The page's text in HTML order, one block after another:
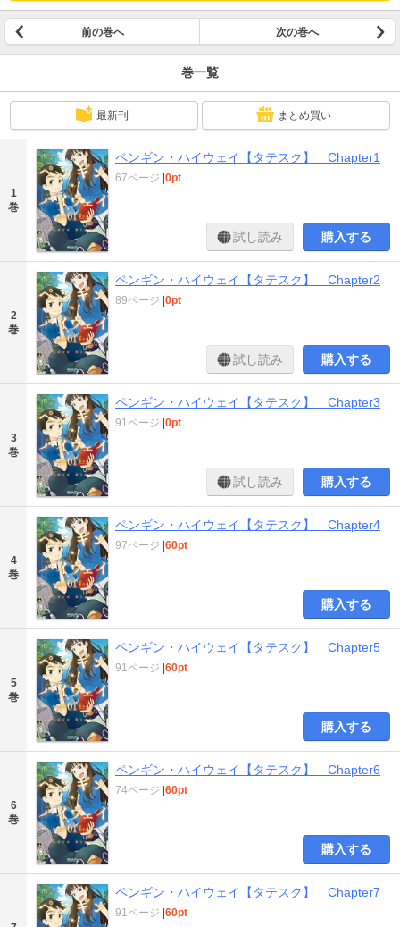
前の巻へ 次の巻へ
巻一覧
最新刊 まとめ買い
1
巻
ペンギン・ハイウェイ【タテスク】 Chapter1
67ページ 0pt
試し読み 購入する
2
巻
ペンギン・ハイウェイ【タテスク】 Chapter2
89ページ 0pt
試し読み 購入する
3
巻
ペンギン・ハイウェイ【タテスク】 Chapter3
91ページ 0pt
試し読み 購入する
4
巻
ペンギン・ハイウェイ【タテスク】 Chapter4
97ページ 60pt
購入する
5
巻
ペンギン・ハイウェイ【タテスク】 Chapter5
91ページ 60pt
購入する
6
巻
ペンギン・ハイウェイ【タテスク】 Chapter6
74ページ 60pt
購入する
ペンギン・ハイウェイ【タテスク】 Chapter7
91ページ 60pt